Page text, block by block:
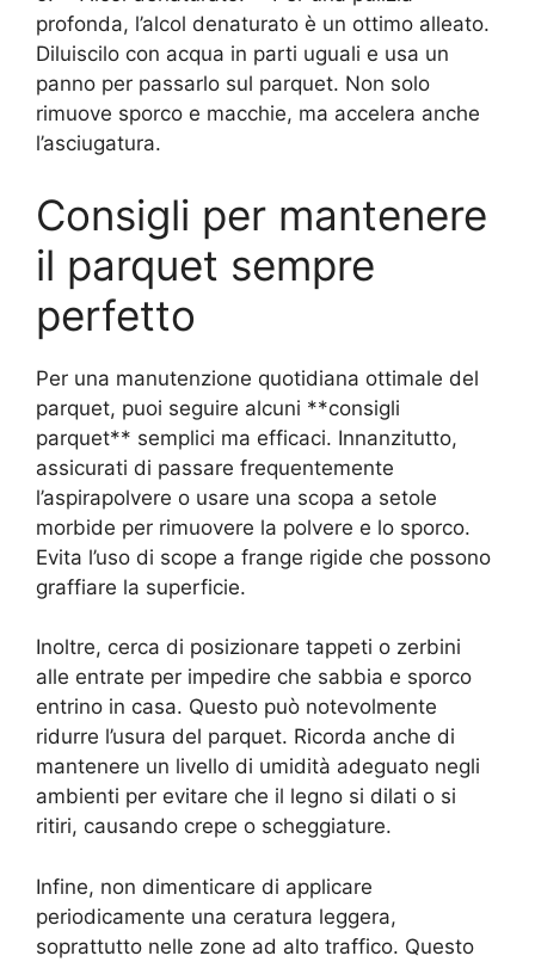
profonda, l’alcol denaturato è un ottimo alleato.
Diluiscilo con acqua in parti uguali e usa un
panno per passarlo sul parquet. Non solo
rimuove sporco e macchie, ma accelera anche
l’asciugatura.
Consigli per mantenere
il parquet sempre
perfetto
Per una manutenzione quotidiana ottimale del
parquet, puoi seguire alcuni **consigli
parquet** semplici ma efficaci. Innanzitutto,
assicurati di passare frequentemente
l’aspirapolvere o usare una scopa a setole
morbide per rimuovere la polvere e lo sporco.
Evita l’uso di scope a frange rigide che possono
graffiare la superficie.
Inoltre, cerca di posizionare tappeti o zerbini
alle entrate per impedire che sabbia e sporco
entrino in casa. Questo può notevolmente
ridurre l’usura del parquet. Ricorda anche di
mantenere un livello di umidità adeguato negli
ambienti per evitare che il legno si dilati o si
ritiri, causando crepe o scheggiature.
Infine, non dimenticare di applicare
periodicamente una ceratura leggera,
soprattutto nelle zone ad alto traffico. Questo